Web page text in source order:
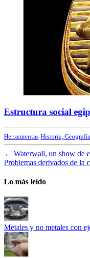
Estructura social
Herramientas Historia,
← Waterwall, un show de
Problemas derivados de la
Lo más leído
Metales y no metales con